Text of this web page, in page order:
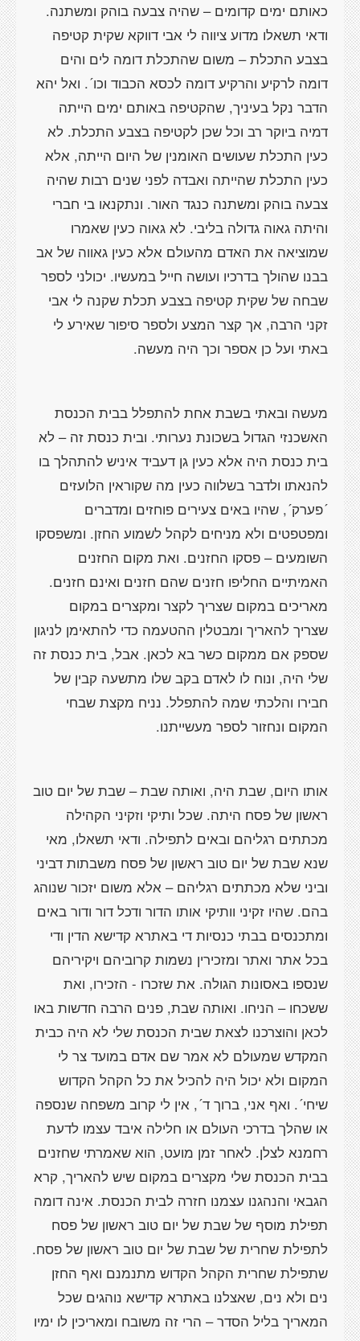
כאותם ימים קדומים – שהיה צבעה בוהק ומשתנה.
ודאי תשאלו מדוע ציווה לי אבי דווקא שקית קטיפה
בצבע התכלת – משום שהתכלת דומה לים והים
דומה לרקיע והרקיע דומה לכסא הכבוד וכו´. ואל יהא
הדבר נקל בעיניך, שהקטיפה באותם ימים הייתה
דמיה ביוקר רב וכל שכן לקטיפה בצבע התכלת. לא
כעין התכלת שעושים האומנין של היום הייתה, אלא
כעין התכלת שהייתה ואבדה לפני שנים רבות שהיה
צבעה בוהק ומשתנה כנגד האור. ונתקנאו בי חברי
והיתה גאוה גדולה בליבי. לא גאוה כעין שאמרו
שמוציאה את האדם מהעולם אלא כעין גאווה של אב
בבנו שהולך בדרכיו ועושה חייל במעשיו. יכולני לספר
שבחה של שקית קטיפה בצבע תכלת שקנה לי אבי
זקני הרבה, אך קצר המצע ולספר סיפור שאירע לי
באתי ועל כן אספר וכך היה מעשה.
מעשה ובאתי בשבת אחת להתפלל בבית הכנסת
האשכנזי הגדול בשכונת נערותי. ובית כנסת זה – לא
בית כנסת היה אלא כעין גן דעביד איניש להתהלך בו
להנאתו ולדבר בשלווה כעין מה שקוראין הלועזים
´פערק´, שהיו באים צעירים פוחזים ומדברים
ומפטפטים ולא מניחים לקהל לשמוע החזן. ומשפסקו
השומעים – פסקו החזנים. ואת מקום החזנים
האמיתיים החליפו חזנים שהם חזנים ואינם חזנים.
מאריכים במקום שצריך לקצר ומקצרים במקום
שצריך להאריך ומבטלין ההטעמה כדי להתאימן לניגון
שספק אם ממקום כשר בא לכאן. אבל, בית כנסת זה
שלי היה, ונוח לו לאדם בקב שלו מתשעה קבין של
חבירו והלכתי שמה להתפלל. נניח מקצת שבחי
המקום ונחזור לספר מעשייתנו.
אותו היום, שבת היה, ואותה שבת – שבת של יום טוב
ראשון של פסח היתה. שכל ותיקי וזקיני הקהילה
מכתתים רגליהם ובאים לתפילה. ודאי תשאלו, מאי
שנא שבת של יום טוב ראשון של פסח משבתות דביני
וביני שלא מכתתים רגליהם – אלא משום יזכור שנוהג
בהם. שהיו זקיני וותיקי אותו הדור ודכל דור ודור באים
ומתכנסים בבתי כנסיות די באתרא קדישא הדין ודי
בכל אתר ואתר ומזכירין נשמות קרוביהם ויקיריהם
שנספו באסונות הגולה. את שזכרו - הזכירו, ואת
ששכחו – הניחו. ואותה שבת, פנים הרבה חדשות באו
לכאן והוצרכנו לצאת שבית הכנסת שלי לא היה כבית
המקדש שמעולם לא אמר שם אדם במועד צר לי
המקום ולא יכול היה להכיל את כל הקהל הקדוש
שיחי´. ואף אני, ברוך ד´, אין לי קרוב משפחה שנספה
או שהלך בדרכי העולם או חלילה איבד עצמו לדעת
רחמנא לצלן. לאחר זמן מועט, הוא שאמרתי שחזנים
בבית הכנסת שלי מקצרים במקום שיש להאריך, קרא
הגבאי והנהגנו עצמנו חזרה לבית הכנסת. אינה דומה
תפילת מוסף של שבת של יום טוב ראשון של פסח
לתפילת שחרית של שבת של יום טוב ראשון של פסח.
שתפילת שחרית הקהל הקדוש מתנמנם ואף החזן
נים ולא נים, שאצלנו באתרא קדישא נוהגים שכל
המאריך בליל הסדר – הרי זה משובח ומאריכין לו ימיו